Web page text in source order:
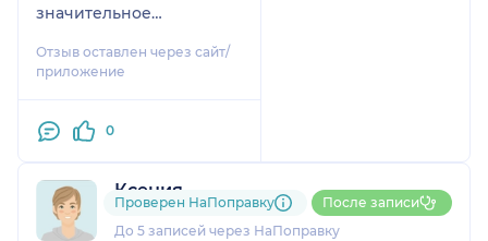
значительное
процедуры провела за
один прием.
специалиста
Отзыв оставлен через сайт/
приложение
0
Ксения
1 отзыв
До 5 записей через НаПоправку
Проверен НаПоправку После записи